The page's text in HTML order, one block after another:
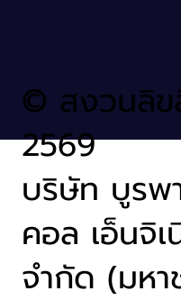
© สงวนลิ
2569
บริษัท บูรพ
คอล เอ็นจิ
จำกัด (มหา